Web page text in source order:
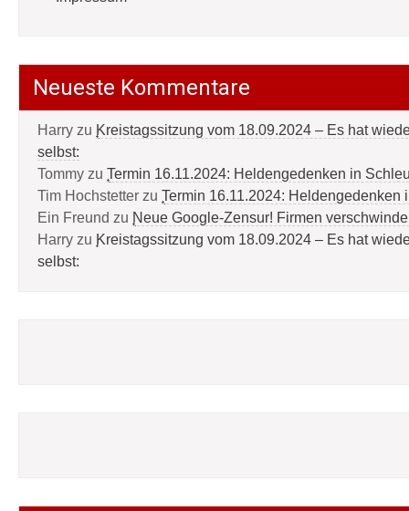
Neueste Kommentare
Harry zu Kreistagssitzung vom 18.09.2024 – Es hat
selbst:
Tommy zu Termin 16.11.2024: Heldengedenken in
Tim Hochstetter zu Termin 16.11.2024: Heldengedenken
Ein Freund zu Neue Google-Zensur! Firmen
Harry zu Kreistagssitzung vom 18.09.2024 – Es hat
selbst: